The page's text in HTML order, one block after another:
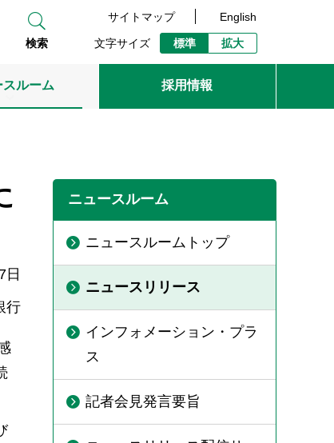
検索
サイトマップ English
文字サイズ 標準 拡大
スルーム 採用情報
日
行
ニュースルーム
ニュースルームトップ
ニュースリリース
インフォメーション・プラ
ス
記者会見発言要旨